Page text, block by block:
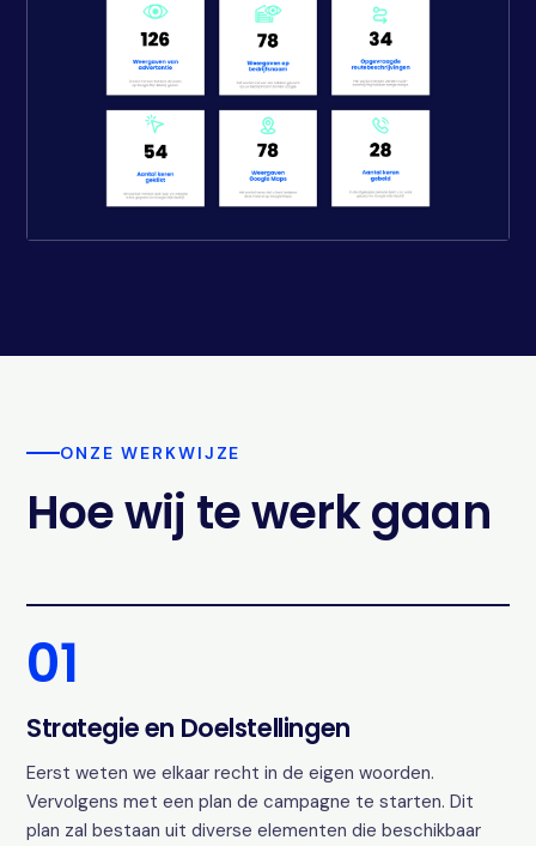
ONZE WERKWIJZE
Hoe wij te werk gaan
01
Strategie en Doelstellingen
Eerst weten we elkaar recht in de eigen woorden.
Vervolgens met een plan de campagne te starten. Dit
plan zal bestaan uit diverse elementen die beschikbaar